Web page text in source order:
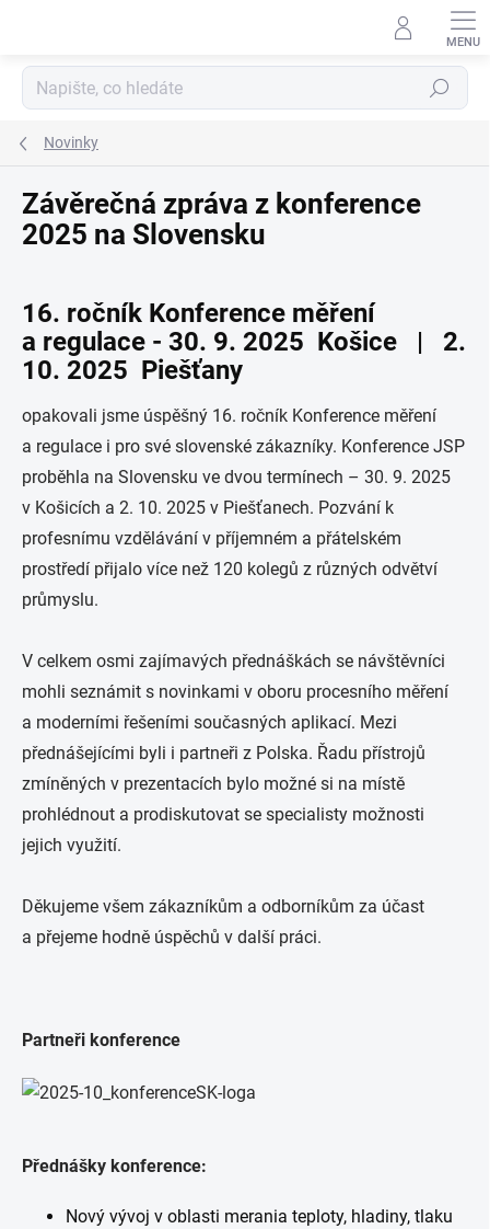
Hledat
Novinky
Závěrečná zpráva z konference
2025 na Slovensku
16. ročník Konference měření
a regulace - 30. 9. 2025 Košice | 2.
10. 2025 Piešťany
opakovali jsme úspěšný 16. ročník Konference měření
a regulace i pro své slovenské zákazníky. Konference JSP
proběhla na Slovensku ve dvou termínech – 30. 9. 2025
v Košicích a 2. 10. 2025 v Piešťanech. Pozvání k
profesnímu vzdělávání v příjemném a přátelském
prostředí přijalo více než 120 kolegů z různých odvětví
průmyslu.
V celkem osmi zajímavých přednáškách se návštěvníci
mohli seznámit s novinkami v oboru procesního měření
a moderními řešeními současných aplikací. Mezi
přednášejícími byli i partneři z Polska. Řadu přístrojů
zmíněných v prezentacích bylo možné si na místě
prohlédnout a prodiskutovat se specialisty možnosti
jejich využití.
Děkujeme všem zákazníkům a odborníkům za účast
a přejeme hodně úspěchů v další práci.
Partneři konference
Přednášky konference:
Nový vývoj v oblasti merania teploty, hladiny, tlaku